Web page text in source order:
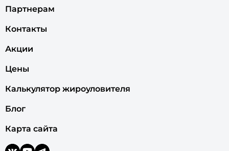
Партнерам
Контакты
Акции
Цены
Калькулятор жироуловителя
Блог
Карта сайта